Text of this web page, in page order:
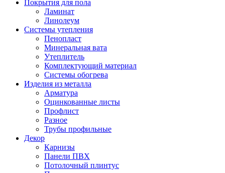
Покрытия для пола
Ламинат
Линолеум
Системы утепления
Пенопласт
Минеральная вата
Утеплитель
Комплектующий материал
Системы обогрева
Изделия из металла
Арматура
Оцинкованные листы
Профлист
Разное
Трубы профильные
Декор
Карнизы
Панели ПВХ
Потолочный плинтус